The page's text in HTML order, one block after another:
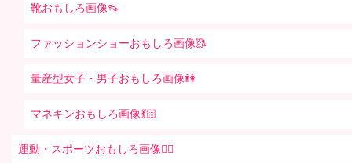
靴おもしろ画像👡
ファッションショーおもしろ画像🥻
量産型女子・男子おもしろ画像👫
マネキンおもしろ画像💃🏻
運動・スポーツおもしろ画像🏃‍♂️